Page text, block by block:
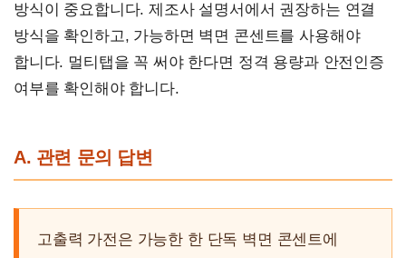
방식이 중요합니다. 제조사 설명서에서 권장하는 연결
방식을 확인하고, 가능하면 벽면 콘센트를 사용해야
합니다. 멀티탭을 꼭 써야 한다면 정격 용량과 안전인증
여부를 확인해야 합니다.
A. 관련 문의 답변
고출력 가전은 가능한 한 단독 벽면 콘센트에